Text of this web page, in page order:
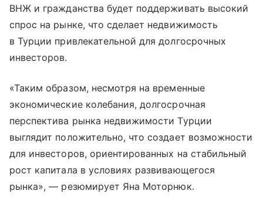
ВНЖ и гражданства будет поддерживать высокий
спрос на рынке, что сделает недвижимость
в Турции привлекательной для долгосрочных
инвесторов.
«Таким образом, несмотря на временные
экономические колебания, долгосрочная
перспектива рынка недвижимости Турции
выглядит положительно, что создает возможности
для инвесторов, ориентированных на стабильный
рост капитала в условиях развивающегося
рынка», — резюмирует Яна Моторнюк.